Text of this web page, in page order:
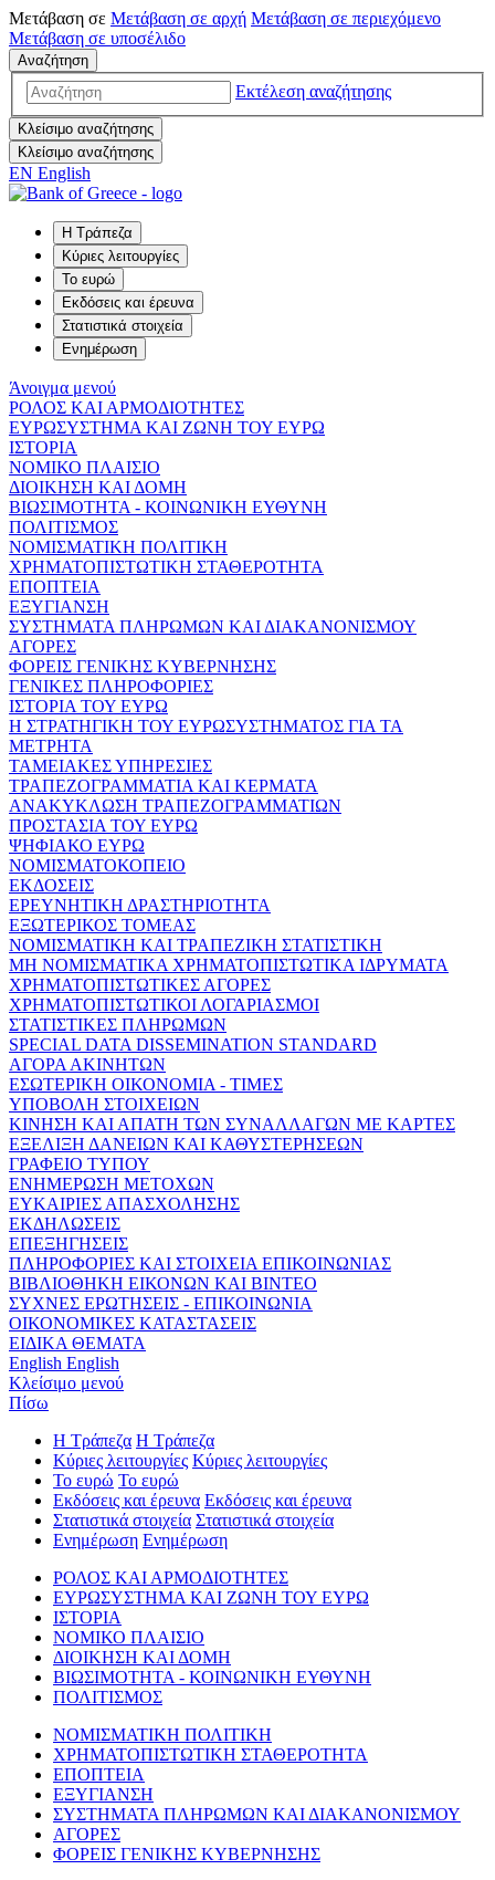
Μετάβαση σε Μετάβαση σε αρχή Μετάβαση σε περιεχόμενο
Μετάβαση σε υποσέλιδο
Αναζήτηση
Εκτέλεση αναζήτησης
Κλείσιμο αναζήτησης
Κλείσιμο αναζήτησης
EN English
Η Τράπεζα
Κύριες λειτουργίες
Το ευρώ
Εκδόσεις και έρευνα
Στατιστικά στοιχεία
Ενημέρωση
Άνοιγμα μενού
ΡΟΛΟΣ ΚΑΙ ΑΡΜΟΔΙΟΤΗΤΕΣ
ΕΥΡΩΣΥΣΤΗΜΑ ΚΑΙ ΖΩΝΗ ΤΟΥ ΕΥΡΩ
ΙΣΤΟΡΙΑ
ΝΟΜΙΚΟ ΠΛΑΙΣΙΟ
ΔΙΟΙΚΗΣΗ ΚΑΙ ΔΟΜΗ
ΒΙΩΣΙΜΟΤΗΤΑ - ΚΟΙΝΩΝΙΚΗ ΕΥΘΥΝΗ
ΠΟΛΙΤΙΣΜΟΣ
ΝΟΜΙΣΜΑΤΙΚΗ ΠΟΛΙΤΙΚΗ
ΧΡΗΜΑΤΟΠΙΣΤΩΤΙΚΗ ΣΤΑΘΕΡΟΤΗΤΑ
ΕΠΟΠΤΕΙΑ
ΕΞΥΓΙΑΝΣΗ
ΣΥΣΤΗΜΑΤΑ ΠΛΗΡΩΜΩΝ ΚΑΙ ΔΙΑΚΑΝΟΝΙΣΜΟΥ
ΑΓΟΡΕΣ
ΦΟΡΕΙΣ ΓΕΝΙΚΗΣ ΚΥΒΕΡΝΗΣΗΣ
ΓΕΝΙΚΕΣ ΠΛΗΡΟΦΟΡΙΕΣ
ΙΣΤΟΡΙΑ ΤΟΥ ΕΥΡΩ
Η ΣΤΡΑΤΗΓΙΚΗ ΤΟΥ ΕΥΡΩΣΥΣΤΗΜΑΤΟΣ ΓΙΑ ΤΑ
ΜΕΤΡΗΤΑ
ΤΑΜΕΙΑΚΕΣ ΥΠΗΡΕΣΙΕΣ
ΤΡΑΠΕΖΟΓΡΑΜΜΑΤΙΑ ΚΑΙ ΚΕΡΜΑΤΑ
ΑΝΑΚΥΚΛΩΣΗ ΤΡΑΠΕΖΟΓΡΑΜΜΑΤΙΩΝ
ΠΡΟΣΤΑΣΙΑ ΤΟΥ ΕΥΡΩ
ΨΗΦΙΑΚΟ ΕΥΡΩ
ΝΟΜΙΣΜΑΤΟΚΟΠΕΙΟ
ΕΚΔΟΣΕΙΣ
ΕΡΕΥΝΗΤΙΚΗ ΔΡΑΣΤΗΡΙΟΤΗΤΑ
ΕΞΩΤΕΡΙΚΟΣ ΤΟΜΕΑΣ
ΝΟΜΙΣΜΑΤΙΚΗ ΚΑΙ ΤΡΑΠΕΖΙΚΗ ΣΤΑΤΙΣΤΙΚΗ
ΜΗ ΝΟΜΙΣΜΑΤΙΚΑ ΧΡΗΜΑΤΟΠΙΣΤΩΤΙΚΑ ΙΔΡΥΜΑΤΑ
ΧΡΗΜΑΤΟΠΙΣΤΩΤΙΚΕΣ ΑΓΟΡΕΣ
ΧΡΗΜΑΤΟΠΙΣΤΩΤΙΚΟΙ ΛΟΓΑΡΙΑΣΜΟΙ
ΣΤΑΤΙΣΤΙΚΕΣ ΠΛΗΡΩΜΩΝ
SPECIAL DATA DISSEMINATION STANDARD
ΑΓΟΡΑ ΑΚΙΝΗΤΩΝ
ΕΣΩΤΕΡΙΚΗ ΟΙΚΟΝΟΜΙΑ - ΤΙΜΕΣ
ΥΠΟΒΟΛΗ ΣΤΟΙΧΕΙΩΝ
ΚΙΝΗΣΗ ΚΑΙ ΑΠΑΤΗ ΤΩΝ ΣΥΝΑΛΛΑΓΩΝ ΜΕ ΚΑΡΤΕΣ
ΕΞΕΛΙΞΗ ΔΑΝΕΙΩΝ ΚΑΙ ΚΑΘΥΣΤΕΡΗΣΕΩΝ
ΓΡΑΦΕΙΟ ΤΥΠΟΥ
ΕΝΗΜΕΡΩΣΗ ΜΕΤΟΧΩΝ
ΕΥΚΑΙΡΙΕΣ ΑΠΑΣΧΟΛΗΣΗΣ
ΕΚΔΗΛΩΣΕΙΣ
ΕΠΕΞΗΓΗΣΕΙΣ
ΠΛΗΡΟΦΟΡΙΕΣ ΚΑΙ ΣΤΟΙΧΕΙΑ ΕΠΙΚΟΙΝΩΝΙΑΣ
ΒΙΒΛΙΟΘΗΚΗ ΕΙΚΟΝΩΝ ΚΑΙ ΒΙΝΤΕΟ
ΣΥΧΝΕΣ ΕΡΩΤΗΣΕΙΣ - ΕΠΙΚΟΙΝΩΝΙΑ
ΟΙΚΟΝΟΜΙΚΕΣ ΚΑΤΑΣΤΑΣΕΙΣ
ΕΙΔΙΚΑ ΘΕΜΑΤΑ
English English
Κλείσιμο μενού
Πίσω
Η Τράπεζα Η Τράπεζα
Κύριες λειτουργίες Κύριες λειτουργίες
Το ευρώ Το ευρώ
Εκδόσεις και έρευνα Εκδόσεις και έρευνα
Στατιστικά στοιχεία Στατιστικά στοιχεία
Ενημέρωση Ενημέρωση
ΡΟΛΟΣ ΚΑΙ ΑΡΜΟΔΙΟΤΗΤΕΣ
ΕΥΡΩΣΥΣΤΗΜΑ ΚΑΙ ΖΩΝΗ ΤΟΥ ΕΥΡΩ
ΙΣΤΟΡΙΑ
ΝΟΜΙΚΟ ΠΛΑΙΣΙΟ
ΔΙΟΙΚΗΣΗ ΚΑΙ ΔΟΜΗ
ΒΙΩΣΙΜΟΤΗΤΑ - ΚΟΙΝΩΝΙΚΗ ΕΥΘΥΝΗ
ΠΟΛΙΤΙΣΜΟΣ
ΝΟΜΙΣΜΑΤΙΚΗ ΠΟΛΙΤΙΚΗ
ΧΡΗΜΑΤΟΠΙΣΤΩΤΙΚΗ ΣΤΑΘΕΡΟΤΗΤΑ
ΕΠΟΠΤΕΙΑ
ΕΞΥΓΙΑΝΣΗ
ΣΥΣΤΗΜΑΤΑ ΠΛΗΡΩΜΩΝ ΚΑΙ ΔΙΑΚΑΝΟΝΙΣΜΟΥ
ΑΓΟΡΕΣ
ΦΟΡΕΙΣ ΓΕΝΙΚΗΣ ΚΥΒΕΡΝΗΣΗΣ